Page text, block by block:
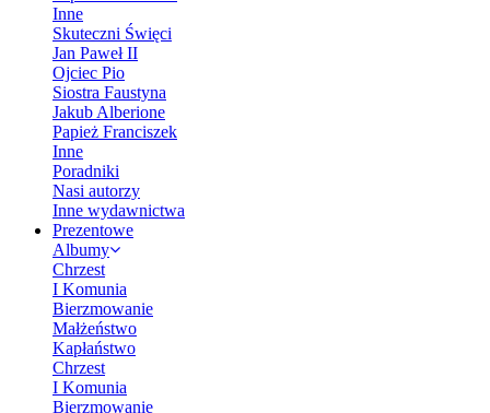
Inne
Skuteczni Święci
Jan Paweł II
Ojciec Pio
Siostra Faustyna
Jakub Alberione
Papież Franciszek
Inne
Poradniki
Nasi autorzy
Inne wydawnictwa
Prezentowe
Albumy
Chrzest
I Komunia
Bierzmowanie
Małżeństwo
Kapłaństwo
Chrzest
I Komunia
Bierzmowanie